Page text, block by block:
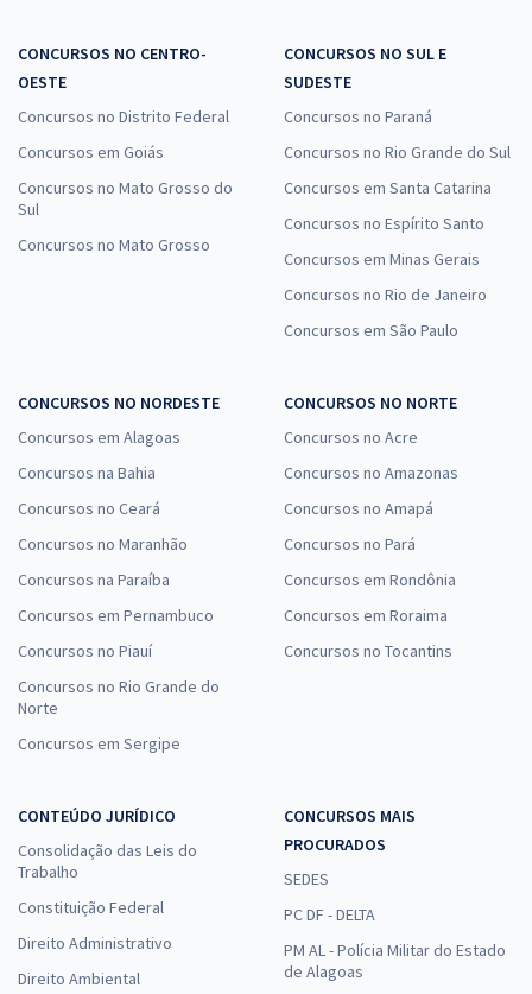
CONCURSOS NO CENTRO-
OESTE
Concursos no Distrito Federal
Concursos em Goiás
Concursos no Mato Grosso do
Sul
Concursos no Mato Grosso
CONCURSOS NO SUL E
SUDESTE
Concursos no Paraná
Concursos no Rio Grande do Sul
Concursos em Santa Catarina
Concursos no Espírito Santo
Concursos em Minas Gerais
Concursos no Rio de Janeiro
Concursos em São Paulo
CONCURSOS NO NORDESTE
Concursos em Alagoas
Concursos na Bahia
Concursos no Ceará
Concursos no Maranhão
Concursos na Paraíba
Concursos em Pernambuco
Concursos no Piauí
Concursos no Rio Grande do
Norte
Concursos em Sergipe
CONCURSOS NO NORTE
Concursos no Acre
Concursos no Amazonas
Concursos no Amapá
Concursos no Pará
Concursos em Rondônia
Concursos em Roraima
Concursos no Tocantins
CONTEÚDO JURÍDICO
Consolidação das Leis do
Trabalho
Constituição Federal
Direito Administrativo
Direito Ambiental
CONCURSOS MAIS
PROCURADOS
SEDES
PC DF - DELTA
PM AL - Polícia Militar do Estado
de Alagoas